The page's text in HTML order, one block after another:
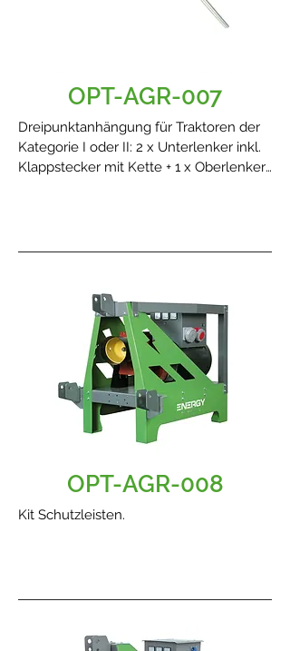
OPT-AGR-007
Dreipunktanhängung für Traktoren der
Kategorie I oder II: 2 x Unterlenker inkl.
Klappstecker mit Kette + 1 x Oberlenker
OPT-AGR-008
Kit Schutzleisten.